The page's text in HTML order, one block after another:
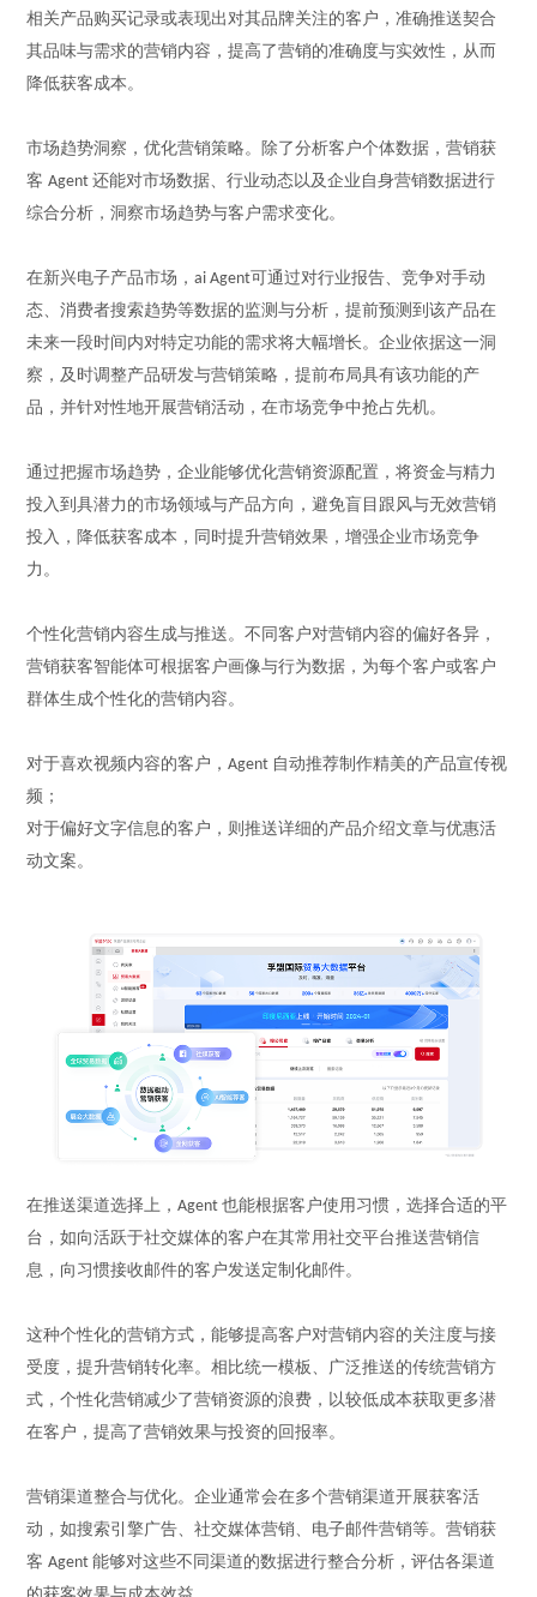
相关产品购买记录或表现出对其品牌关注的客户，准确推送契合
其品味与需求的营销内容，提高了营销的准确 度与实效性，从而
降低获客成本。
市场趋势洞察，优化营销策略。除了分析客户个体数据，营销获
客 Agent还能对市场数据、行业动态以及企业自身营销数据进行
综合分析，洞察市场趋势与客户需求变化。
在新兴电子产品市场，aiAgent可通过对行业报告、竞争对手动
态、消费者搜索趋势等数据的监测与分析，提前预测到该产品在
未来一段时间内对特定功能的需求将大幅增长。企业依据这一洞
察，及时调整产品研发与营销策略，提前布局具有该功能的产
品，并针对性地开展营销活动，在市场竞争中抢占先机。
通过把握市场趋势，企业能够优化营销资源配置，将资金与精力
投入到具潜力的市场领域与产品方向，避免盲目跟风与无效营销
投入，降低获客成本，同时提升营销效果，增强企业市场竞争
力。
个性化营销内容生成与推送。不同客户对营销内容的偏好各异，
营销获客智能体可根据客户画像与行为数据，为每个客户或客户
群体生成个性化的营销内容。
对于喜欢视频内容的客户，Agent 自动推荐制作精美的产品宣传视
频；
对于偏好文字信息的客户，则推送详细的产品介绍文章与优惠活
动文案。
在推送渠道选择上，Agent也能根据客户使用习惯，选择合适的平
台，如向活跃于社交媒体的客户在其常用社交平台推送营销信
息，向习惯接收邮件的客户发送定制化邮件。
这种个性化的营销方式，能够提高客户对营销内容的关注度与接
受度，提升营销转化率。相比统一模板、广泛推送的传统营销方
式，个性化营销减少了营销资源的浪费，以较低成本获取更多潜
在客户，提高了营销效果与投资的回报率。
营销渠道整合与优化。企业通常会在多个营销渠道开展获客活
动，如搜索引擎广告、社交媒体营销、电子邮件营销等。营销获
客 Agent能够对这些不同渠道的数据进行整合分析，评估各渠道